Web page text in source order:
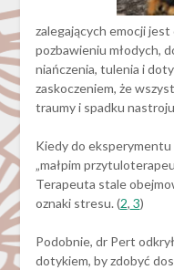
zalegających emocji
pozbawieniu młodych,
niańczenia, tulenia i
zaskoczeniem, że
traumy i spadku
Kiedy do eksperymentu
„małpim
Terapeuta stale
oznaki stresu. (2, 3)
Podobnie, dr Pert
dotykiem, by zdobyć